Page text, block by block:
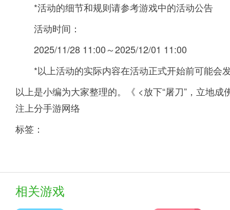
*活动的细节和规则请参考游戏中的活动公告
活动时间：
2025/11/28 11:00～2025/12/01 11:00
*以上活动的实际内容在活动正式开始前可能会
以上是小编为大家整理的。《 <放下“屠刀”，立地
注上分手游网络
标签：
相关游戏